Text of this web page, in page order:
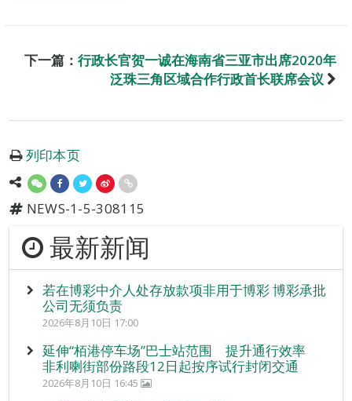
下一篇： 行政长官贺一诚在海南省三亚市出席2020年
泛珠三角区域合作行政首长联席会议
列印本页
NEWS-1-5-308115
最新新闻
若在博彩中介人处存放款项非用于博彩 博彩承批
公司无须负责
2026年8月10日 17:00
延伸“栢港停车场”巴士站范围 提升通行效率
非利喇街部份路段12日起按序试行封闭交通
2026年8月10日 16:45